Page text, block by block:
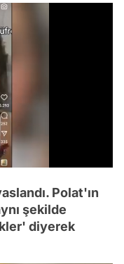
Polat'ın
şekilde
diyerek